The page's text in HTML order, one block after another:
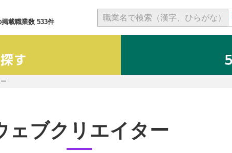
載職業数 533件
ェブクリエイター